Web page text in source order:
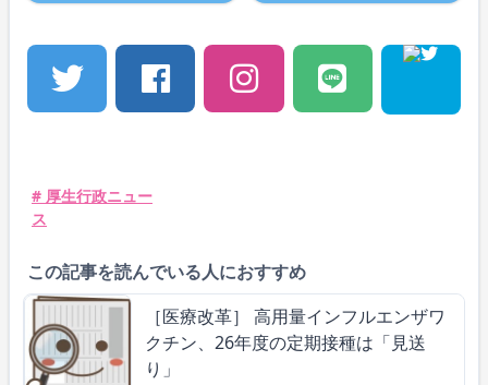
# 厚生行政ニュー
ス
この記事を読んでいる人におすすめ
［医療改革］ 高用量インフルエンザワ
クチン、26年度の定期接種は「見送
り」